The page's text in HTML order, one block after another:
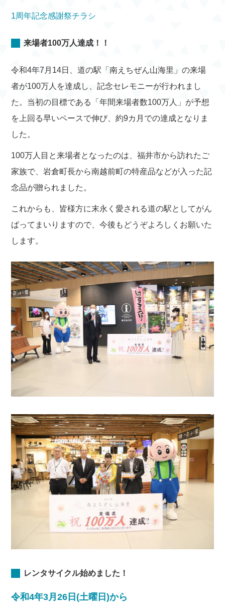
1周年記念感謝祭チラシ
来場者100万人達成！！
令和4年7月14日、道の駅「南えちぜん山海里」の来場
者が100万人を達成し、記念セレモニーが行われまし
た。当初の目標である「年間来場者数100万人」が予想
を上回る早いペースで伸び、約9カ月での達成となりま
した。
100万人目と来場者となったのは、福井市から訪れたご
家族で、岩倉町長から南越前町の特産品などが入った記
念品が贈られました。
これからも、皆様方に末永く愛される道の駅としてがん
ばってまいりますので、今後もどうぞよろしくお願いた
します。
レンタサイクル始めました！
令和4年3月26日(土曜日)から